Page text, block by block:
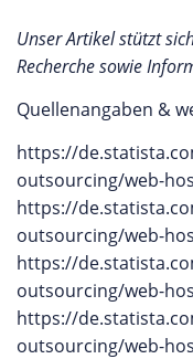
Unser Artikel stützt
Recherche sowie
Quellenangaben &
https://
outsourcing/web-
https://
outsourcing/web-
https://
outsourcing/web-
https://
outsourcing/web-